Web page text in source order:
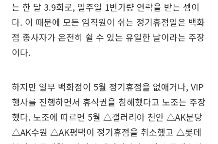
는 한 달 3.9회로, 일주일 1번가량 연락을 받는 셈이
다. 이 때문에 모든 임직원이 쉬는 정기휴점일은 백화
점 종사자가 온전히 쉴 수 있는 유일한 날이라는 주장
이다.
하지만 일부 백화점이 5월 정기휴점을 없애거나, VIP
행사를 진행하면서 휴식권을 침해했다고 노조는 주장
했다. 노조에 따르면 5월 △갤러리아 천안 △AK분당
△AK수원 △AK평택이 정기휴점을 취소했고 △롯데